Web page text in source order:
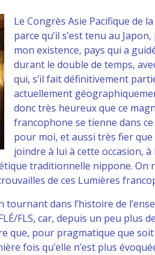
Le Congrès Asie Pacifique de
parce qu’il s’est tenu au
mon existence, pays qui a
durant le double de temps,
qui, s’il fait définitivement
actuellement
donc très heureux que ce
francophone se tienne dans
pour moi, et aussi très fier que
joindre à lui à cette occasion,
traditionnelle nippone. On
de ces Lumières
tournant dans l’histoire de
FLS, car, depuis un peu plus
que, pour pragmatique que
fois qu’elle n’est plus